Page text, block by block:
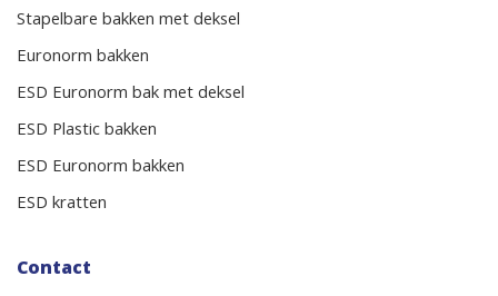
Stapelbare bakken met deksel
Euronorm bakken
ESD Euronorm bak met deksel
ESD Plastic bakken
ESD Euronorm bakken
ESD kratten
Contact